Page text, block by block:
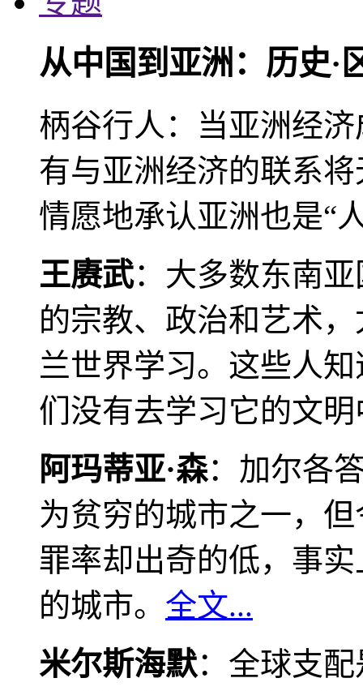
从中国到亚洲：历史·
柄谷行人：当亚洲经
有与亚洲经济的联系
情愿地承认亚洲也是“
王赓武：大多数东南
的宗教、政治和艺术
兰世界学习。这些人
们没有去学习它的文
阿玛蒂亚·森：加尔各
为贫穷的城市之一，
罪率却出奇的低，事
的城市。 全文...
米尔斯海默：全球支